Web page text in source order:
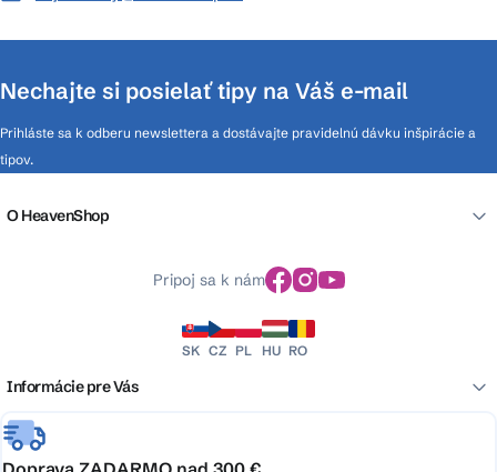
Nechajte si posielať tipy na Váš e-mail
Prihláste sa k odberu newslettera a dostávajte pravidelnú dávku inšpirácie a
tipov.
O HeavenShop
Pripoj sa k nám
SK CZ PL HU RO
Informácie pre Vás